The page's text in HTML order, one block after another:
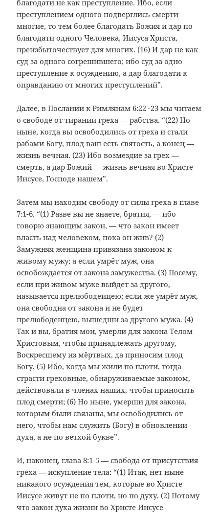
благодати не как преступление. Ибо, если
преступлением одного подверглись смерти
многие, то тем более благодать Божия и дар по
благодати одного Человека, Иисуса Христа,
преизбыточествует для многих. (16) И дар не как
суд за одного согрешившего; ибо суд за одно
преступление к осуждению, а дар благодати к
оправданию от многих преступлений”.
Далее, в Послании к Римлянам 6:22 -23 мы читаем
о свободе от тирании греха — рабства. “(22) Но
ныне, когда вы освободились от греха и стали
рабами Богу, плод ваш есть святость, а конец —
жизнь вечная. (23) Ибо возмездие за грех —
смерть, а дар Божий — жизнь вечная во Христе
Иисусе, Господе нашем”.
Затем мы находим свободу от силы греха в главе
7:1-6. “(1) Разве вы не знаете, братия, — ибо
говорю знающим закон, — что закон имеет
власть над человеком, пока он жив? (2)
Замужняя женщина привязана законом к
живому мужу; а если умрёт муж, она
освобождается от закона замужества. (3) Посему,
если при живом муже выйдет за другого,
называется прелюбодеицею; если же умрёт муж,
она свободна от закона и не будет
прелюбодеицею, вышедши за другого мужа. (4)
Так и вы, братия мои, умерли для закона Телом
Христовым, чтобы принадлежать другому,
Воскресшему из мёртвых, да приносим плод
Богу. (5) Ибо, когда мы жили по плоти, тогда
страсти греховные, обнаруживаемые законом,
действовали в членах наших, чтобы приносить
плод смерти; (6) Но ныне, умерши для закона,
которым были связаны, мы освободились от
него, чтобы нам служить (Богу) в обновлении
духа, а не по ветхой букве”.
И, наконец, глава 8:1-5 — свобода от присутствия
греха — искупление тела: “(1) Итак, нет ныне
никакого осуждения тем, которые во Христе
Иисусе живут не по плоти, но по духу, (2) Потому
что закон духа жизни во Христе Иисусе